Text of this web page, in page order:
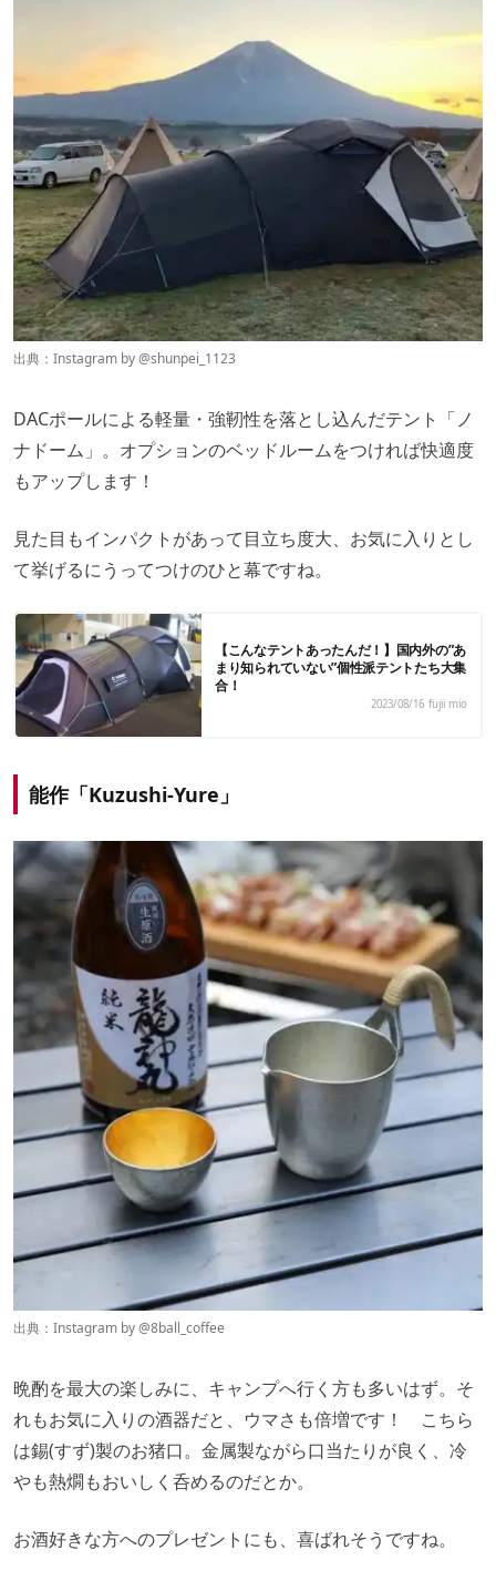
出典：Instagram by@shunpei_1123
DACポールによる軽量・強靭性を落とし込んだテント「ノ
ナドーム」。オプションのベッドルームをつければ快適度
もアップします！
見た目もインパクトがあって目立ち度大、お気に入りとし
て挙げるにうってつけのひと幕ですね。
【こんなテントあったんだ！】国内外の”あ
まり知られていない”個性派テントたち大集
合！
2023/08/16 fujii mio
能作「Kuzushi-Yure」
出典：Instagram by@8ball_coffee
晩酌を最大の楽しみに、キャンプへ行く方も多いはず。そ
れもお気に入りの酒器だと、ウマさも倍増です！ こちら
は錫(すず)製のお猪口。金属製ながら口当たりが良く、冷
やも熱燗もおいしく呑めるのだとか。
お酒好きな方へのプレゼントにも、喜ばれそうですね。